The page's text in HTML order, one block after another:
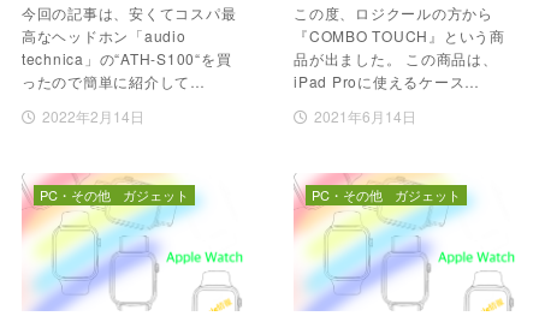
今回の記事は、安くてコスパ最
高なヘッドホン「audio
technica」の“ATH-S100“を買
ったので簡単に紹介して…
2022年2月14日
この度、ロジクールの方から
『COMBO TOUCH』という商
品が出ました。 この商品は、
iPad Proに使えるケース…
2021年6月14日
PC・その他 ガジェット PC・その他 ガジェット